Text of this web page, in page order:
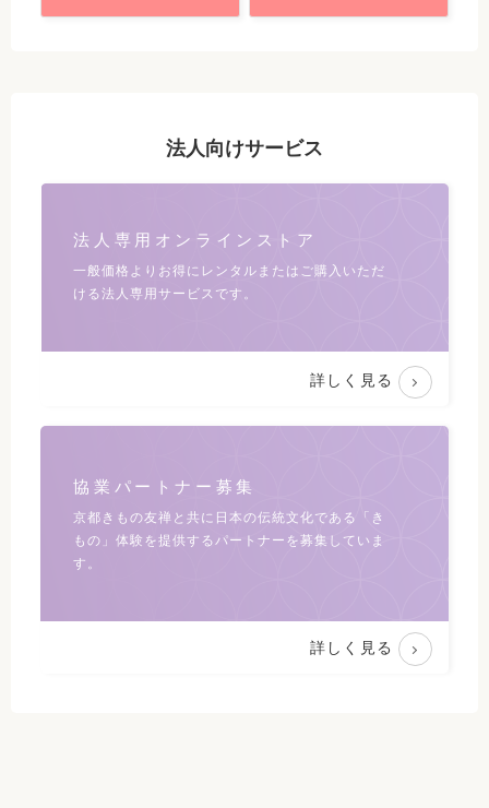
法人向けサービス
法人専用オンラインストア
一般価格よりお得にレンタルまたは ご購入いただ
ける法人専用サービスです。
詳しく見る
協業パートナー募集
京都きもの友禅と共に日本の伝統文化である
「き
もの」体験を提供するパートナーを募集していま
す。
詳しく見る